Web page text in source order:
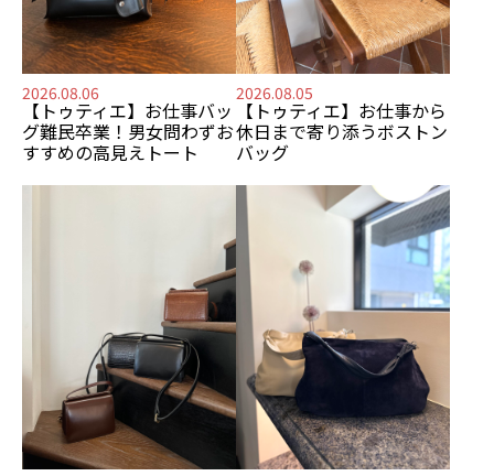
2026.08.06
【トゥティエ】 お仕事バッ
グ難民卒業！ 男女問わずお
すすめの高見えトート
2026.08.05
【トゥティエ】 お仕事から
休日まで寄り添うボストン
バッグ